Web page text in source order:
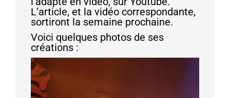
L’article, et la vidéo correspondante,
sortiront la semaine prochaine.
Voici quelques photos de ses
créations :